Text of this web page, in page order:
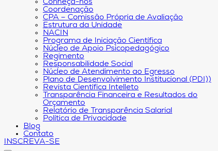
Conheça-nos
Coordenação
CPA – Comissão Própria de Avaliação
Estrutura da Unidade
NACIN
Programa de Iniciação Científica
Núcleo de Apoio Psicopedagógico
Regimento
Responsabilidade Social
Núcleo de Atendimento ao Egresso
Plano de Desenvolvimento Institucional (PDI))
Revista Científica Intelleto
Transparência Financeira e Resultados do
Orçamento
Relatório de Transparência Salarial
Política de Privacidade
Blog
Contato
INSCREVA-SE